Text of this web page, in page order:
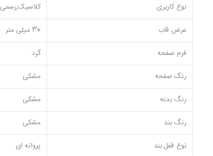
نوع کاربری
کلاسیک,رسمی
عرض قاب
30 میلی متر
فرم صفحه
گرد
رنگ صفحه
مشکی
رنگ بدنه
مشکی
رنگ بند
مشکی
نوع قفل بند
پروانه ای